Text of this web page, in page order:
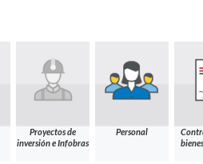
Proyectos de
inversión e Infobras
Personal